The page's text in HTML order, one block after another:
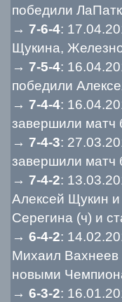
победили
→ 7-6-4:
Щукина,
→ 7-5-4:
победили
→ 7-4-4:
завершили матч
→ 7-4-3:
завершили матч
→ 7-4-2:
Алексей Щукин
Серегина (ч) и
→ 6-4-2:
Михаил Вахнеев
новыми
→ 6-3-2: